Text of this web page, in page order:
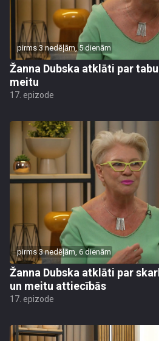
pirms 3 nedēļām, 5 dienām
Žanna Dubska atklāti par
meitu
17. epizode
pirms 3 nedēļām, 6 dienām
Žanna Dubska atklāti par
un meitu attiecībās
17. epizode